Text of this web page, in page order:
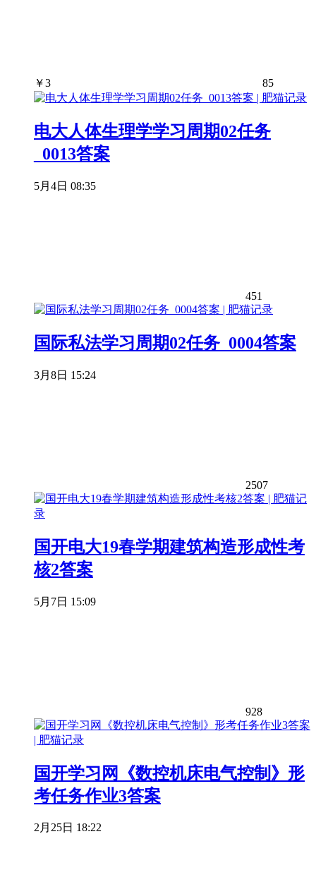
￥3 85
电大人体生理学学习周期02任务
_0013答案
5月4日 08:35
451
国际私法学习周期02任务_0004答案
3月8日 15:24
2507
国开电大19春学期建筑构造形成性考
核2答案
5月7日 15:09
928
国开学习网《数控机床电气控制》形
考任务作业3答案
2月25日 18:22